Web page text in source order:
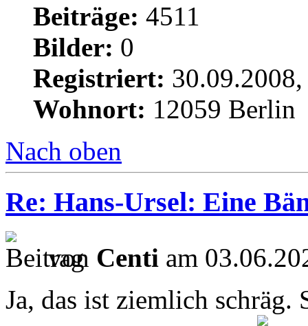
Beiträge: 4511
Bilder: 0
Registriert:
Wohnort: 12059 Berlin
Nach oben
Re: Hans-Ursel: Eine
von Centi am
Ja, das ist ziemlich schräg.